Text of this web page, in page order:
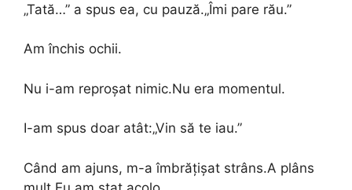
„Tată…” a spus ea, cu pauză.„Îmi pare rău.”
Am închis ochii.
Nu i-am reproșat nimic.Nu era momentul.
I-am spus doar atât:„Vin să te iau.”
Când am ajuns, m-a îmbrățișat strâns.A plâns